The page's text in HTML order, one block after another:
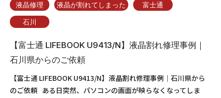
液晶修理 液晶が割れてしまった 富士通
石川
【富士通 LIFEBOOK U9413/N】液晶割れ修理事例｜
石川県からのご依頼
【富士通 LIFEBOOK U9413/N】液晶割れ修理事例｜石川県から
のご依頼 ある日突然、パソコンの画面が映らなくなってしま